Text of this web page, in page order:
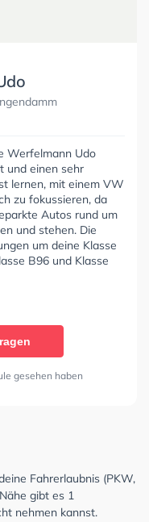
Werfelmann Udo
und einen sehr
lernen, mit einem VW
zu fokussieren, da
Autos rund um
und stehen. Die
um deine Klasse
B96 und Klasse
gesehen haben
Fahrerlaubnis (PKW,
gibt es 1
nehmen kannst.